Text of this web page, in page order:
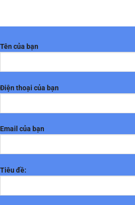
Tên của bạn
Điện thoại của bạn
Email của bạn
Tiêu đề: